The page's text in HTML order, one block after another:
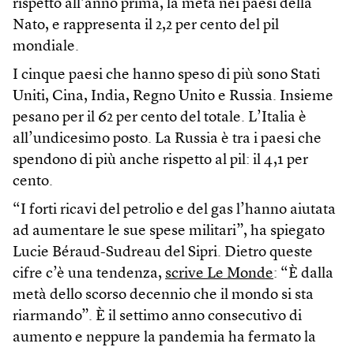
rispetto all’anno prima, la metà nei paesi della
Nato, e rappresenta il 2,2 per cento del pil
mondiale.
I cinque paesi che hanno speso di più sono Stati
Uniti, Cina, India, Regno Unito e Russia. Insieme
pesano per il 62 per cento del totale. L’Italia è
all’undicesimo posto. La Russia è tra i paesi che
spendono di più anche rispetto al pil: il 4,1 per
cento.
“I forti ricavi del petrolio e del gas l’hanno aiutata
ad aumentare le sue spese militari”, ha spiegato
Lucie Béraud-Sudreau del Sipri. Dietro queste
cifre c’è una tendenza, scrive Le Monde: “È dalla
metà dello scorso decennio che il mondo si sta
riarmando”. È il settimo anno consecutivo di
aumento e neppure la pandemia ha fermato la